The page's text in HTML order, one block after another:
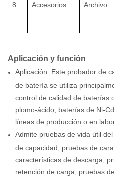
8 Accesorios Archivo
Aplicación y función
Aplicación: Este probador de
de batería se utiliza
control de calidad de baterías
plomo-ácido, baterías de Ni-
líneas de producción o en
Admite pruebas de vida útil
de capacidad, pruebas de
características de descarga,
retención de carga, pruebas